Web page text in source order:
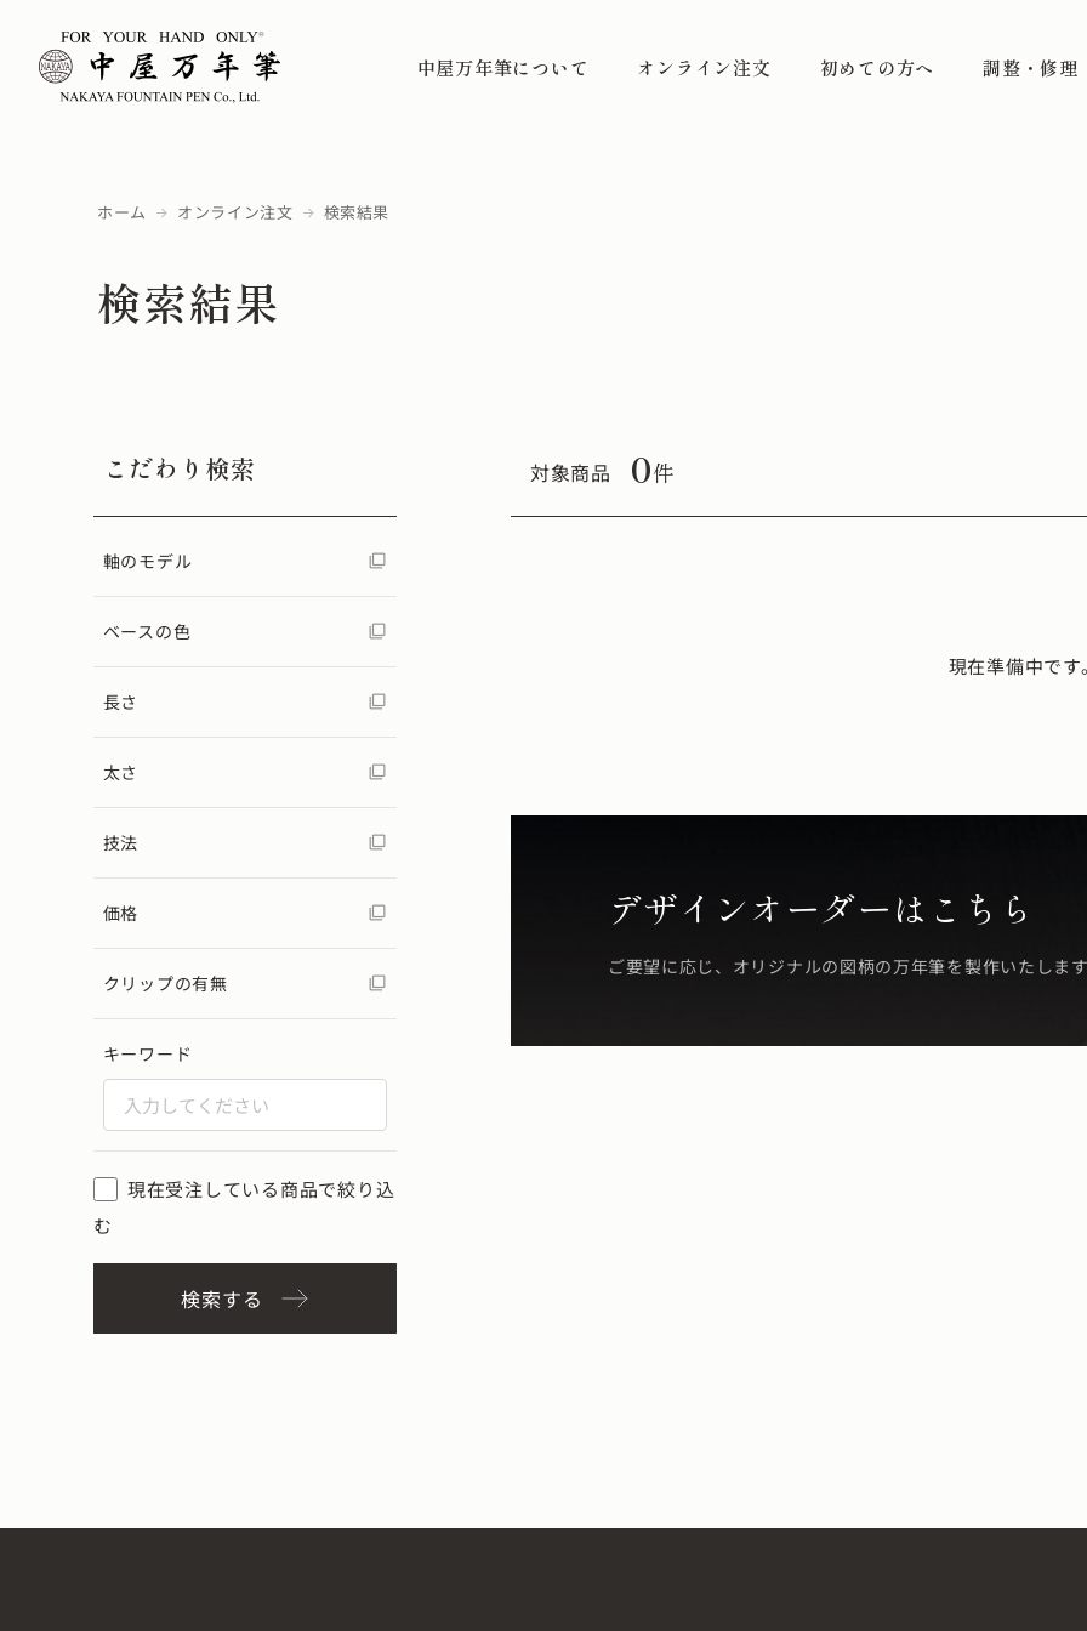
中屋万年筆について オンライン注文 初めての方へ 調整・修理
ホーム オンライン注文 検索結果
検索結果
こだわり検索
軸のモデル
ベースの色
長さ
太さ
技法
価格
クリップの有無
キーワード
現在受注している商品で絞り込
む
検索する
対象商品 0件
現在準備中です
デザインオーダーはこちら
ご要望に応じ、オリジナルの図柄の万年筆を製作いたしま